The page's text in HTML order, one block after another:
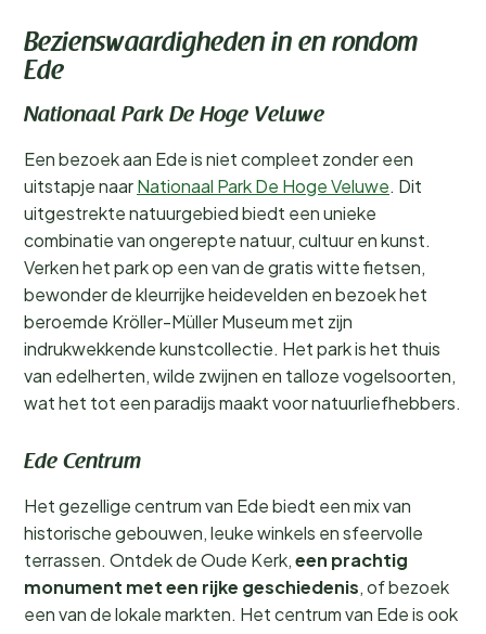
Bezienswaardigheden in en rondom
Ede
Nationaal Park De Hoge Veluwe
Een bezoek aan Ede is niet compleet zonder een
uitstapje naarNationaal Park De Hoge Veluwe. Dit
uitgestrekte natuurgebied biedt een unieke
combinatie van ongerepte natuur, cultuur en kunst.
Verken het park op een van de gratis witte fietsen,
bewonder de kleurrijke heidevelden en bezoek het
beroemde Kröller-Müller Museum met zijn
indrukwekkende kunstcollectie. Het park is het thuis
van edelherten, wilde zwijnen en talloze vogelsoorten,
wat het tot een paradijs maakt voor natuurliefhebbers.
Ede Centrum
Het gezellige centrum van Ede biedt een mix van
historische gebouwen, leuke winkels en sfeervolle
terrassen. Ontdek de Oude Kerk,een prachtig
monument met een rijke geschiedenis, of bezoek
een van de lokale markten. Het centrum van Ede is ook